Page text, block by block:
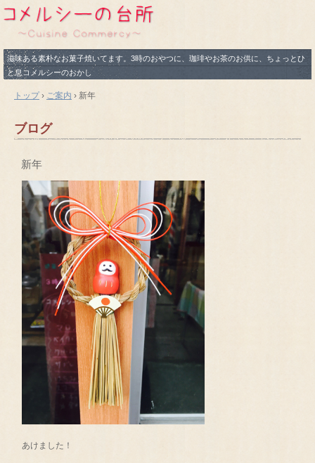
滋味ある素朴なお菓子焼いてます。3時のおやつに、珈琲やお茶のお供に、ちょっとひ
と息コメルシーのおかし
トップ› ご案内 › 新年
ブログ
新年
あけました！